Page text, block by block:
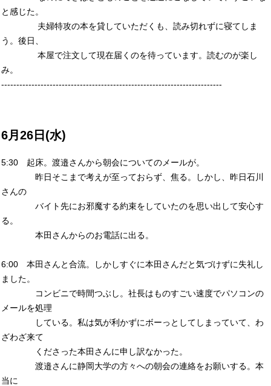
と感じた。
夫婦特攻の本を貸していただくも、読み切れずに寝てしま
う。後日、
本屋で注文して現在届くのを待っています。読むのが楽し
み。
-------------------------------------------------------------------------
6月26日(水)
5:30 起床。渡邉さんから朝会についてのメールが。
昨日そこまで考えが至っておらず、焦る。しかし、昨日石川
さんの
バイト先にお邪魔する約束をしていたのを思い出して安心す
る。
本田さんからのお電話に出る。
6:00 本田さんと合流。しかしすぐに本田さんだと気づけずに失礼し
ました。
コンビニで時間つぶし。社長はものすごい速度でパソコンの
メールを処理
している。私は気が利かずにボーっとしてしまっていて、わ
ざわざ来て
くださった本田さんに申し訳なかった。
渡邉さんに静岡大学の方々への朝会の連絡をお願いする。本
当に